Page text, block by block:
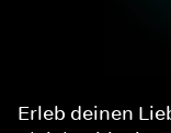
Erleb deinen